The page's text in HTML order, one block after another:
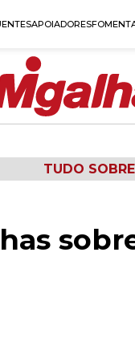
APOIADORES
TUDO SOBRE